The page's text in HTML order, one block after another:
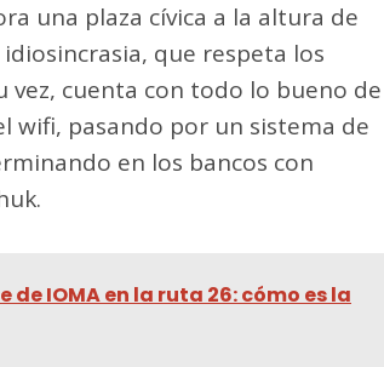
una plaza cívica a la altura de
que respeta los
vez, cuenta con todo lo bueno de
wifi, pasando por un sistema de
en los bancos con
de IOMA en la ruta 26: cómo es la